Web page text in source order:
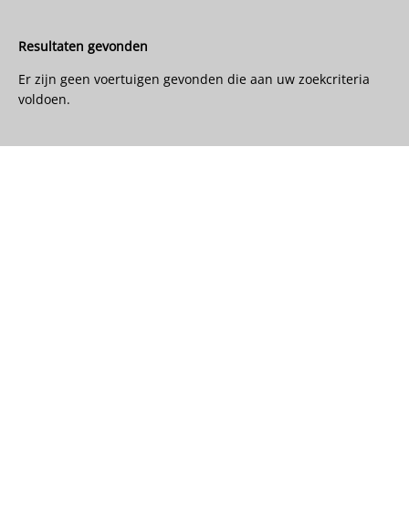
Resultaten gevonden
Er zijn geen voertuigen gevonden die aan uw zoekcriteria
voldoen.